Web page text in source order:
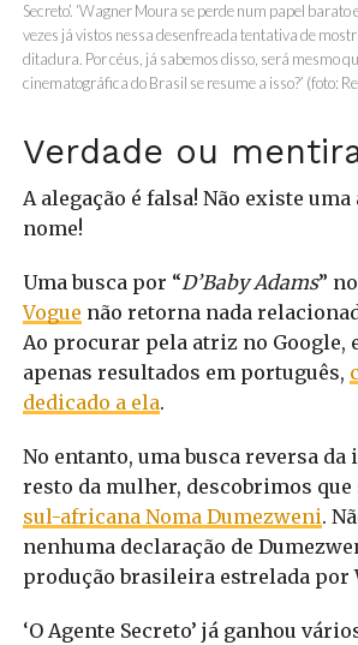
Secreto’. ‘Wagner Moura se perde num papel
vezes já vistos nessa desenfreada tentativa de
ditadura. Por céus, já sabemos disso, será mesmo
cinematográfica do Brasil se resume a isso?’ (foto:
Verdade ou
A alegação é falsa! Não existe
nome!
Uma busca por “D’Baby Adams” no
Vogue não retorna nada
Ao procurar pela atriz no Google,
apenas resultados em português,
dedicado a ela.
No entanto, uma busca reversa da
resto da mulher, descobrimos que
sul-africana Noma Dumezweni.
nenhuma declaração de
produção brasileira estrelada por
‘O Agente Secreto’ já ganhou